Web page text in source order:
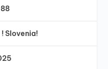
Slovenia!